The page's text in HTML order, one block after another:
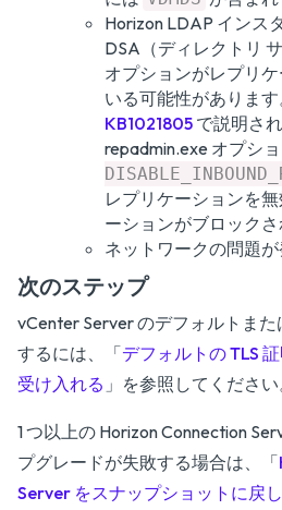
Horizon LDAP インス
DSA（ディレクトリ
オプションがレプリ
いる可能性があります
KB1021805 で説明さ
repadmin.exe オプシ
レプリケーションを
ーションがブロックさ
ネットワークの問題が
次のステップ
vCenter Server のデフォルトま
するには、「デフォルトの TLS
受け入れる 」を参照してください
1 つ以上の Horizon Connection
プグレードが失敗する場合は、「
Server をスナップショットに戻